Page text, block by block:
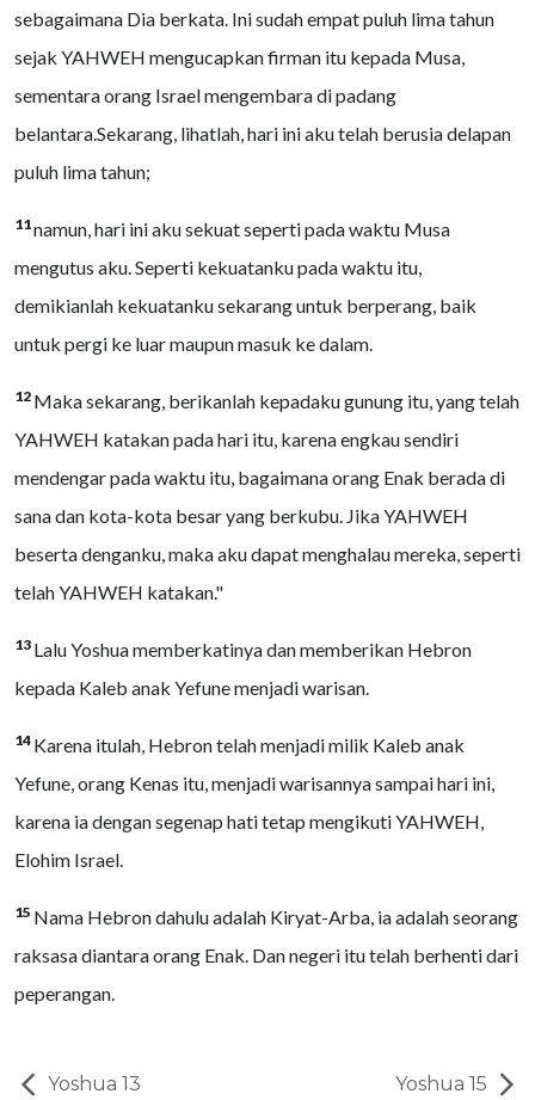
sebagaimana Dia berkata. Ini sudah empat puluh lima tahun
sejak YAHWEH mengucapkan firman itu kepada Musa,
sementara orang Israel mengembara di padang
belantara.Sekarang, lihatlah, hari ini aku telah berusia delapan
puluh lima tahun;
11namun, hari ini aku sekuat seperti pada waktu Musa
mengutus aku. Seperti kekuatanku pada waktu itu,
demikianlah kekuatanku sekarang untuk berperang, baik
untuk pergi ke luar maupun masuk ke dalam.
12 Maka sekarang, berikanlah kepadaku gunung itu, yang telah
YAHWEH katakan pada hari itu, karena engkau sendiri
mendengar pada waktu itu, bagaimana orang Enak berada di
sana dan kota-kota besar yang berkubu. Jika YAHWEH
beserta denganku, maka aku dapat menghalau mereka, seperti
telah YAHWEH katakan."
13 Lalu Yoshua memberkatinya dan memberikan Hebron
kepada Kaleb anak Yefune menjadi warisan.
14 Karena itulah, Hebron telah menjadi milik Kaleb anak
Yefune, orang Kenas itu, menjadi warisannya sampai hari ini,
karena ia dengan segenap hati tetap mengikuti YAHWEH,
Elohim Israel.
15 Nama Hebron dahulu adalah Kiryat-Arba, ia adalah seorang
raksasa diantara orang Enak. Dan negeri itu telah berhenti dari
peperangan.
Yoshua 13 Yoshua 15